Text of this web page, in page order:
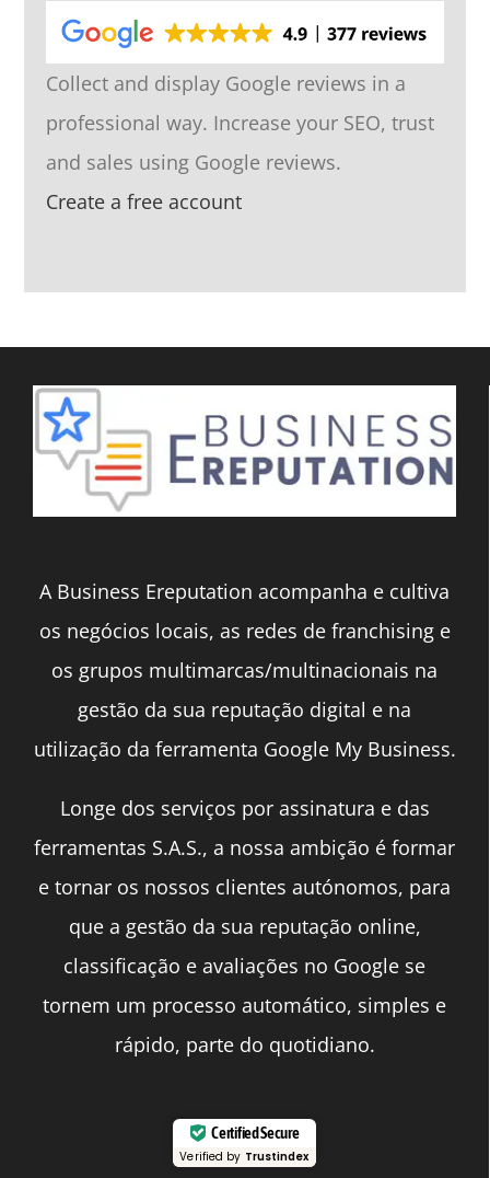
Collect and display Google reviews in a
professional way. Increase your SEO, trust
and sales using Google reviews.
Create a free account
A Business Ereputation acompanha e cultiva
os negócios locais, as redes de franchising e
os grupos multimarcas/multinacionais na
gestão da sua reputação digital e na
utilização da ferramenta Google My Business.
Longe dos serviços por assinatura e das
ferramentas S.A.S., a nossa ambição é formar
e tornar os nossos clientes autónomos, para
que a gestão da sua reputação online,
classificação e avaliações no Google se
tornem um processo automático, simples e
rápido, parte do quotidiano.
Certified Secure
Verified by Trustindex